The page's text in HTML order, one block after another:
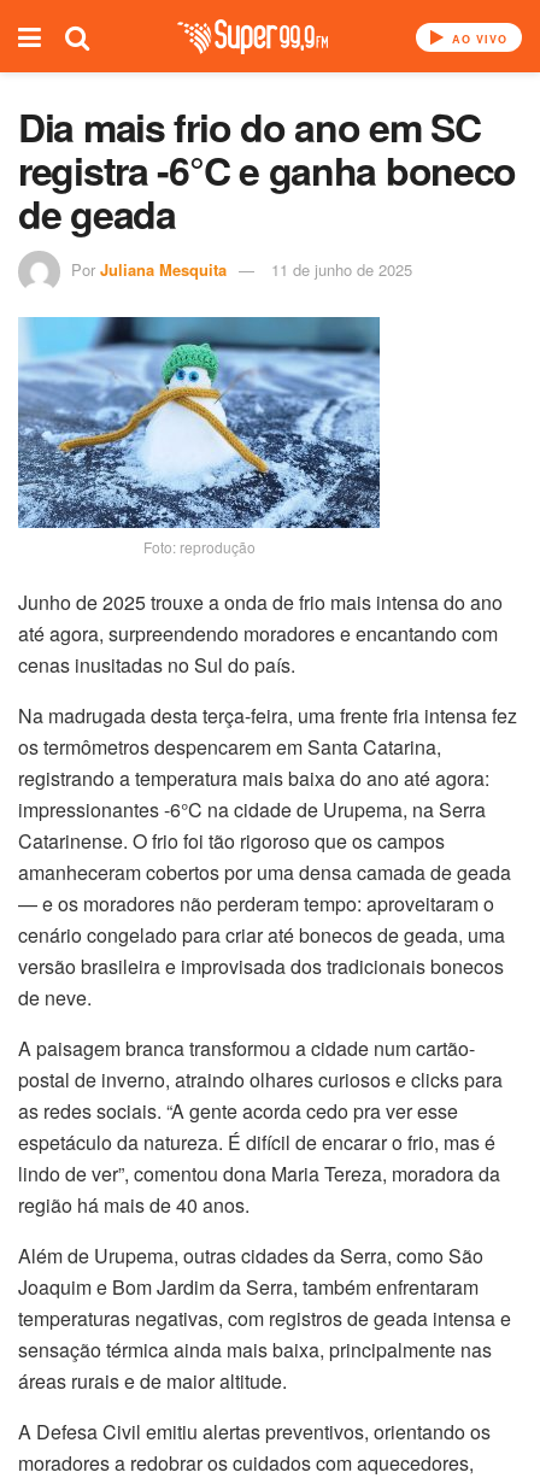
AO VIVO
Dia mais frio do ano em SC
registra -6°C e ganha boneco
de geada
Por Juliana Mesquita 11 de junho de 2025
Foto: reprodução
Junho de 2025 trouxe a onda de frio mais intensa do ano
até agora, surpreendendo moradores e encantando com
cenas inusitadas no Sul do país.
Na madrugada desta terça-feira, uma frente fria intensa fez
os termômetros despencarem em Santa Catarina,
registrando a temperatura mais baixa do ano até agora:
impressionantes -6°C na cidade de Urupema, na Serra
Catarinense. O frio foi tão rigoroso que os campos
amanheceram cobertos por uma densa camada de geada
— e os moradores não perderam tempo: aproveitaram o
cenário congelado para criar até bonecos de geada, uma
versão brasileira e improvisada dos tradicionais bonecos
de neve.
A paisagem branca transformou a cidade num cartão-
postal de inverno, atraindo olhares curiosos e clicks para
as redes sociais. “A gente acorda cedo pra ver esse
espetáculo da natureza. É difícil de encarar o frio, mas é
lindo de ver”, comentou dona Maria Tereza, moradora da
região há mais de 40 anos.
Além de Urupema, outras cidades da Serra, como São
Joaquim e Bom Jardim da Serra, também enfrentaram
temperaturas negativas, com registros de geada intensa e
sensação térmica ainda mais baixa, principalmente nas
áreas rurais e de maior altitude.
A Defesa Civil emitiu alertas preventivos, orientando os
moradores a redobrar os cuidados com aquecedores,